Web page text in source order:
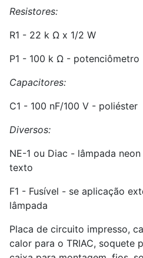
Resistores:
R1 - 22 k Ω x 1/2 W
P1 - 100 k Ω - potenciômetro
Capacitores:
C1 - 100 nF/100 V - poliéster
Diversos:
NE-1 ou Diac - lâmpada
texto
F1 - Fusível - se aplicação
lâmpada
Placa de circuito impresso,
calor para o TRIAC, soquete